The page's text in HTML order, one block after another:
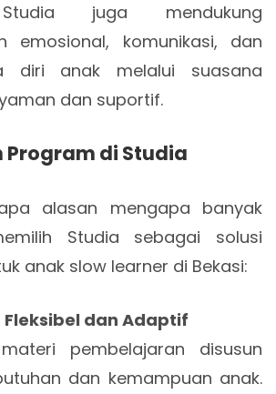
juga mendukung
emosional, komunikasi, dan
diri anak melalui suasana
dan suportif.
Program di Studia
alasan mengapa banyak
Studia sebagai solusi
anak slow learner di Bekasi:
Fleksibel dan Adaptif
pembelajaran disusun
dan kemampuan anak.